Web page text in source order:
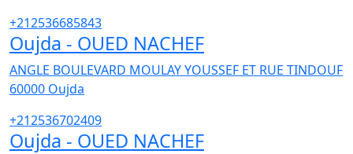
+212536685843
Oujda - OUED NACHEF
ANGLE BOULEVARD MOULAY YOUSSEF ET RUE TINDOUF
60000 Oujda
+212536702409
Oujda - OUED NACHEF